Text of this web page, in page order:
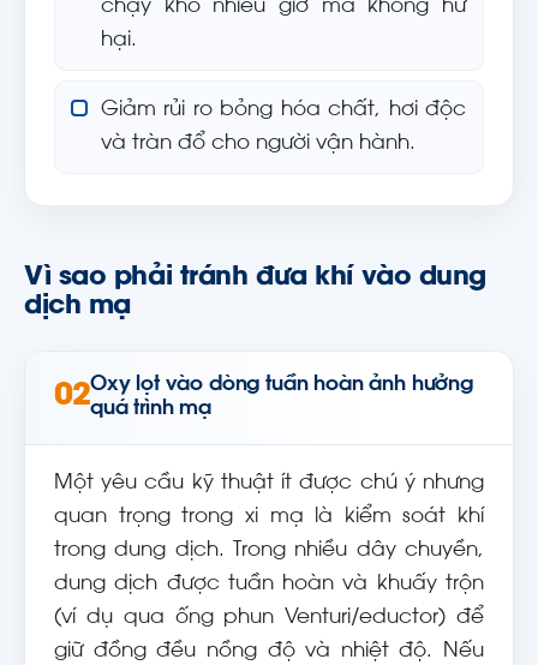
chạy khô nhiều giờ mà không hư
hại.
Giảm rủi ro bỏng hóa chất, hơi độc
và tràn đổ cho người vận hành.
Vì sao phải tránh đưa khí vào dung
dịch mạ
02Oxy lọt vào dòng tuần hoàn ảnh hưởng
quá trình mạ
Một yêu cầu kỹ thuật ít được chú ý nhưng
quan trọng trong xi mạ là kiểm soát khí
trong dung dịch. Trong nhiều dây chuyền,
dung dịch được tuần hoàn và khuấy trộn
(ví dụ qua ống phun Venturi/eductor) để
giữ đồng đều nồng độ và nhiệt độ. Nếu